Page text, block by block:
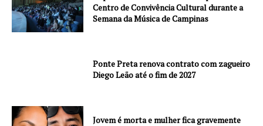
Centro de Convivência Cultural durante a
Semana da Música de Campinas
Ponte Preta renova contrato com zagueiro
Diego Leão até o fim de 2027
Jovem é morta e mulher fica gravemente